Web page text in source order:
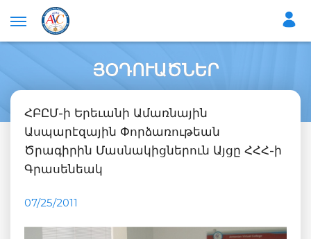
ՅՕԴՈՒԱԾՆԵՐ
ՀԲԸՄ-ի Երեւանի Ամառնային
Ասպարէզային Փորձառութեան
Ծրագիրին Մասնակիցներուն Այցը ՀՀՀ-ի
Գրասենեակ
07/25/2011